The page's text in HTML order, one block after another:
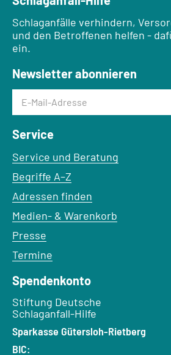
Schlaganfälle verhindern,
und den Betroffenen helfen -
ein.
Newsletter abonnieren
E-Mail-Adresse
Service
Service und Beratung
Begriffe A–Z
Adressen finden
Medien- & Warenkorb
Presse
Termine
Spendenkonto
Empfänger:
Stiftung Deutsche
Schlaganfall-Hilfe
Bank:
Sparkasse Gütersloh-Rietberg
BIC: